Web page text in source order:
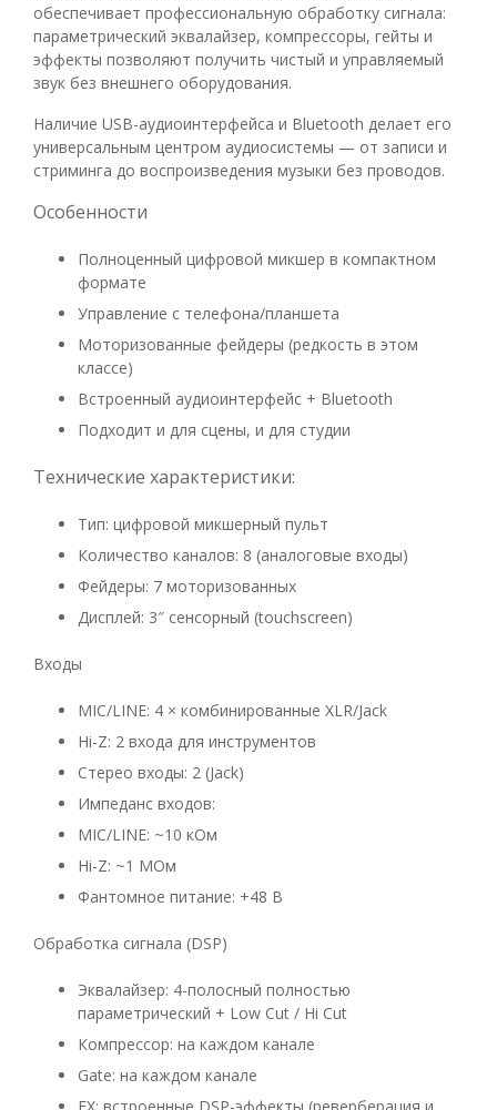
обеспечивает профессиональную обработку сигнала:
параметрический эквалайзер, компрессоры, гейты и
эффекты позволяют получить чистый и управляемый
звук без внешнего оборудования.
Наличие USB-аудиоинтерфейса и Bluetooth делает его
универсальным центром аудиосистемы — от записи и
стриминга до воспроизведения музыки без проводов.
Особенности
Полноценный цифровой микшер в компактном
формате
Управление с телефона/планшета
Моторизованные фейдеры (редкость в этом
классе)
Встроенный аудиоинтерфейс + Bluetooth
Подходит и для сцены, и для студии
Технические характеристики:
Тип: цифровой микшерный пульт
Количество каналов: 8 (аналоговые входы)
Фейдеры: 7 моторизованных
Дисплей: 3″ сенсорный (touchscreen)
Входы
MIC/LINE: 4 × комбинированные XLR/Jack
Hi-Z: 2 входа для инструментов
Стерео входы: 2 (Jack)
Импеданс входов:
MIC/LINE: ~10 кОм
Hi-Z: ~1 МОм
Фантомное питание: +48 В
Обработка сигнала (DSP)
Эквалайзер: 4-полосный полностью
параметрический + Low Cut / Hi Cut
Компрессор: на каждом канале
Gate: на каждом канале